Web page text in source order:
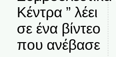
Κέντρα ” λέει
σε ένα βίντεο
που ανέβασε